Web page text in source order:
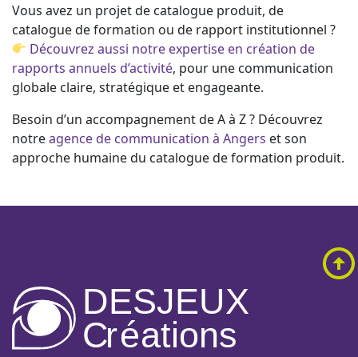
Vous avez un projet de catalogue produit, de
catalogue de formation ou de rapport institutionnel ?
Découvrez aussi notre expertise en création de
rapports annuels d’activité, pour une communication
globale claire, stratégique et engageante.
Besoin d’un accompagnement de A à Z ? Découvrez
notreagence de communication à Angers et son
approche humaine du catalogue de formation produit.
DESJEUX
Créations